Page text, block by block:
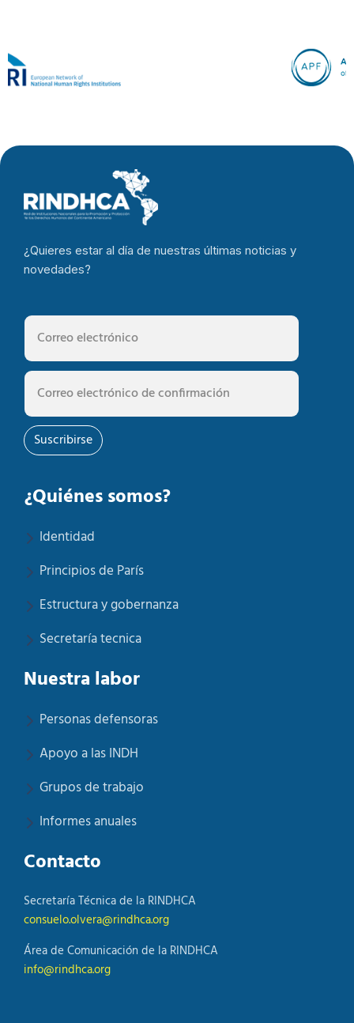
¿Quieres estar al día de nuestras últimas noticias y
novedades?
Suscribirse
¿Quiénes somos?
Identidad
Principios de París
Estructura y gobernanza
Secretaría tecnica
Nuestra labor
Personas defensoras
Apoyo a las INDH
Grupos de trabajo
Informes anuales
Contacto
Secretaría Técnica de la RINDHCA
consuelo.olvera@rindhca.org
Área de Comunicación de la RINDHCA
info@rindhca.org